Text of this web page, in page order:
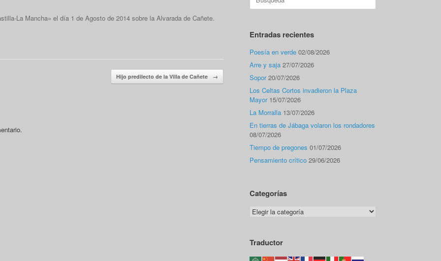
La Mancha» el día 1 de Agosto de 2014 sobre la Alvarada de Cañete.
Hijo predilecto de la Villa de Cañete →
Entradas recientes
Poesía en verde 02/08/2026
Arre y saja 27/07/2026
Sopor 20/07/2026
Los Celtas Cortos invadieron la Plaza
Mayor 15/07/2026
La Morralla 13/07/2026
En tierras de Jábaga volaron los rondadores
08/07/2026
Tiempo de pregones 01/07/2026
Pensamiento crítico 29/06/2026
Categorías
Categorías
Traductor